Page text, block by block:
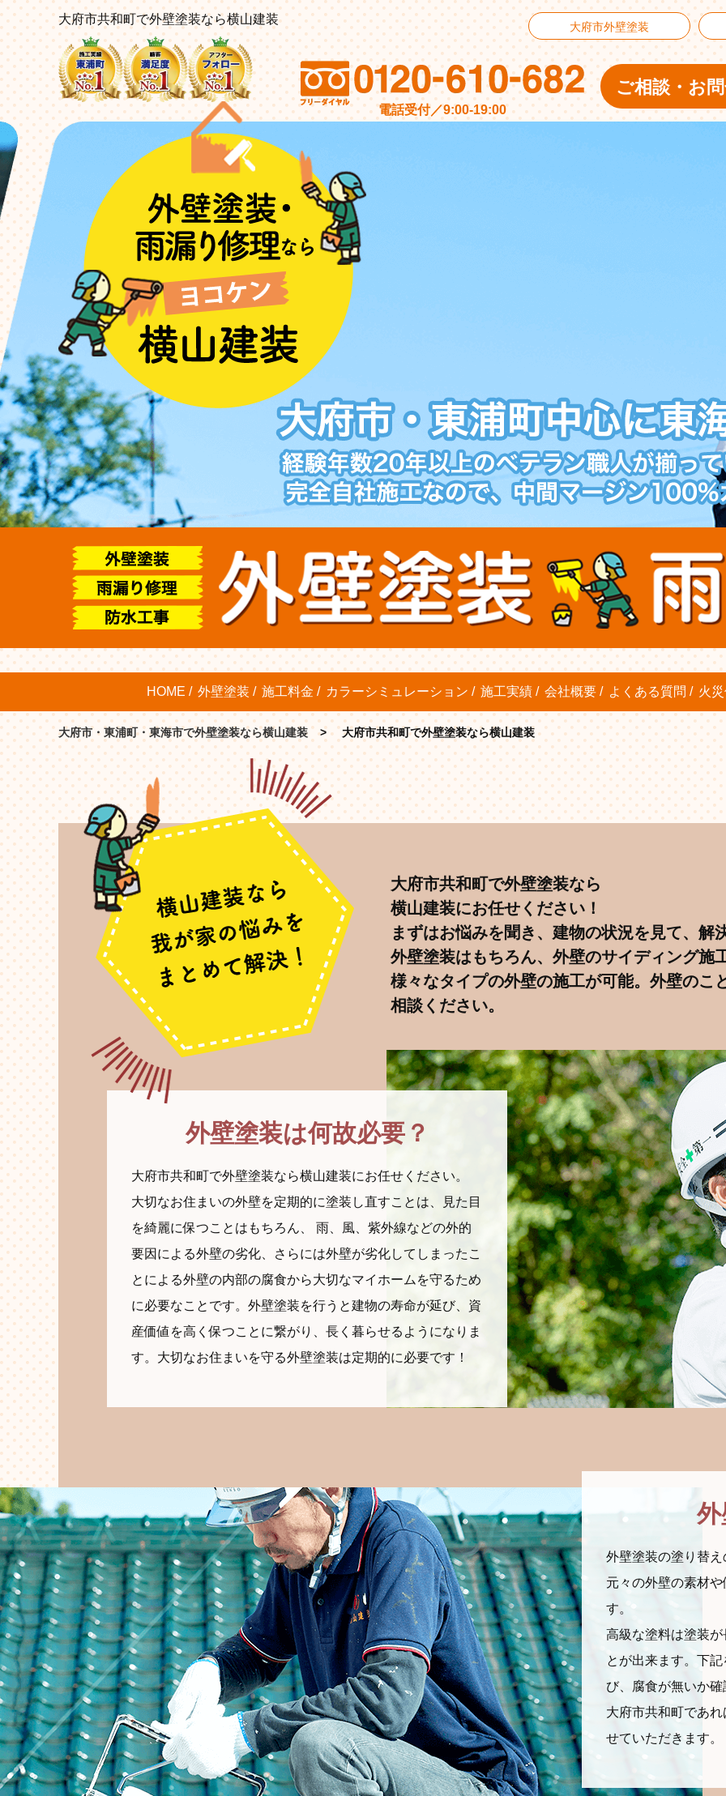
電話受付／9:00-19:00
ご相談・お
大府市外壁塗装
HOME 外壁塗装 施工料金 カラーシミュレーション 施工実績 会社概要 よくある質問 火
大府市共和町で外壁塗装なら横山建装
大府市・東浦町・東海市で外壁塗装なら横山建装 大府市共和町で外壁塗装なら横山建装
大府市共和町で外壁塗装なら
横山建装にお任せください！
まずはお悩みを聞き、建物の状況を見て、解
外壁塗装はもちろん、外壁のサイディング施
様々なタイプの外壁の施工が可能。外壁のこ
相談ください。
外壁塗装は何故必要？
大府市共和町で外壁塗装なら横山建装にお任せください。
大切なお住まいの外壁を定期的に塗装し直すことは、見た目
を綺麗に保つことはもちろん、 雨、風、紫外線などの外的
要因による外壁の劣化、さらには外壁が劣化してしまったこ
とによる外壁の内部の腐食から大切なマイホームを守るため
に必要なことです。外壁塗装を行うと建物の寿命が延び、資
産価値を高く保つことに繋がり、長く暮らせるようになりま
す。大切なお住まいを守る外壁塗装は定期的に必要です！
外壁塗装の塗り替
元々の外壁の素材
す。
高級な塗料は塗装
とが出来ます。下
び、腐食が無いか
大府市共和町であ
せていただきます。